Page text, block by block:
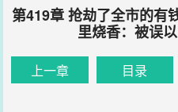
第419章 抢劫了全市的有
里烧香：被误
上一章 目录